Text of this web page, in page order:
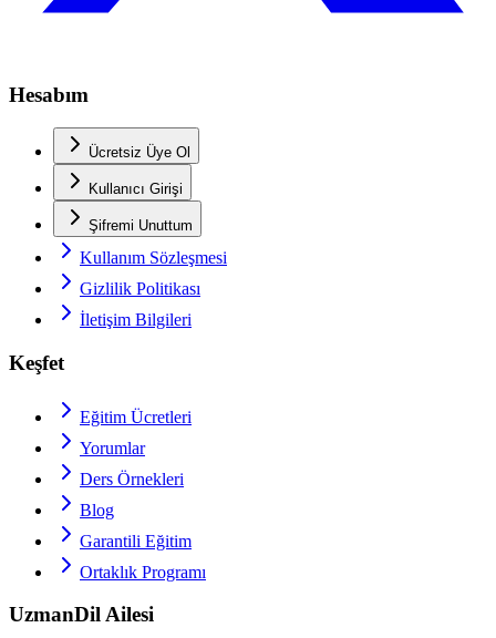
Hesabım
Ücretsiz Üye Ol
Kullanıcı Girişi
Şifremi Unuttum
Kullanım Sözleşmesi
Gizlilik Politikası
İletişim Bilgileri
Keşfet
Eğitim Ücretleri
Yorumlar
Ders Örnekleri
Blog
Garantili Eğitim
Ortaklık Programı
UzmanDil Ailesi